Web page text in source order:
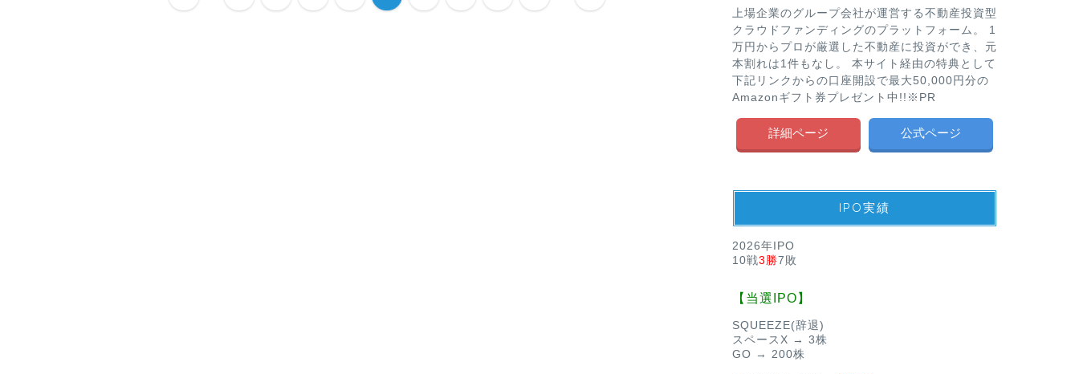
上場企業のグループ会社が運営する不動産投資型
クラウドファンディングのプラットフォーム。 1
万円からプロが厳選した不動産に投資ができ、元
本割れは1件もなし。 本サイト経由の特典として
下記リンクからの口座開設で最大50,000円分の
Amazonギフト券プレゼント中!!※PR
詳細ページ 公式ページ
IPO実績
2026年IPO
10戦3勝7敗
【当選IPO】
SQUEEZE(辞退)
スペースX → 3株
GO → 200株